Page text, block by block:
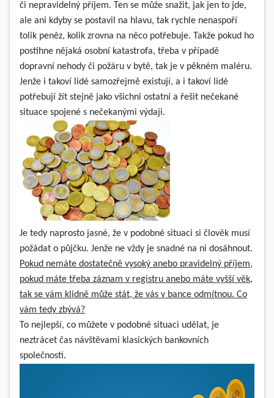
či nepravidelný příjem. Ten se může snažit, jak jen to jde,
ale ani kdyby se postavil na hlavu, tak rychle nenaspoří
tolik peněz, kolik zrovna na něco potřebuje. Takže pokud ho
postihne nějaká osobní katastrofa, třeba v případě
dopravní nehody či požáru v bytě, tak je v pěkném maléru.
Jenže i takoví lidé samozřejmě existují, a i takoví lidé
potřebují žít stejně jako všichni ostatní a řešit nečekané
situace spojené s nečekanými výdaji.
Je tedy naprosto jasné, že v podobné situaci si člověk musí
požádat o půjčku. Jenže ne vždy je snadné na ni dosáhnout.
Pokud nemáte dostatečně vysoký anebo pravidelný příjem,
pokud máte třeba záznam v registru anebo máte vyšší věk,
tak se vám klidně může stát, že vás v bance odmítnou. Co
vám tedy zbývá?
To nejlepší, co můžete v podobné situaci udělat, je
neztrácet čas návštěvami klasických bankovních
společností.